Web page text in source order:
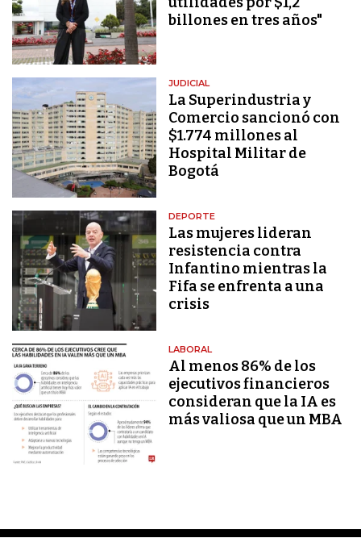
billones en tres años"
JUDICIAL
La Superindustria y
Comercio sancionó con
$1.774 millones al
Hospital Militar de
Bogotá
DEPORTE
Las mujeres lideran
resistencia contra
Infantino mientras la
Fifa se enfrenta a una
crisis
LABORAL
Al menos 86% de los
ejecutivos financieros
consideran que la IA es
más valiosa que un MBA